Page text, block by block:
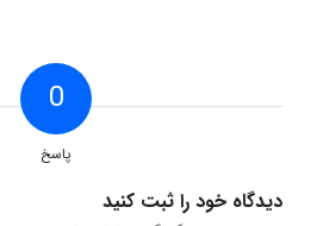
0
پاسخ
دیدگاه خود را ثبت کنید